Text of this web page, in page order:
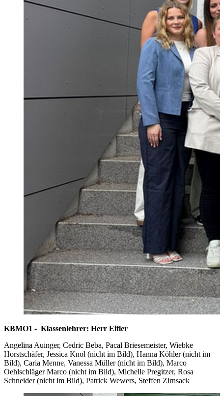
KBMO1 - Klassenlehrer: Herr Eifler
Angelina Auinger, Cedric Beba, Pacal Briesemeister, Wiebke
Horstschäfer, Jessica Knol (nicht im Bild), Hanna Köhler (nicht im
Bild), Caria Menne, Vanessa Müller (nicht im Bild), Marco
Oehlschläger Marco (nicht im Bild), Michelle Pregitzer, Rosa
Schneider (nicht im Bild), Patrick Wewers, Steffen Zirnsack